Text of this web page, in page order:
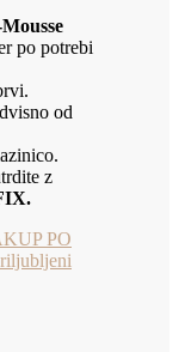
po potrebi
od
z
PO